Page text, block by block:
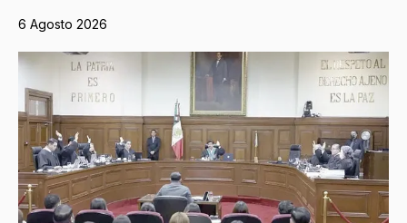
6 Agosto 2026